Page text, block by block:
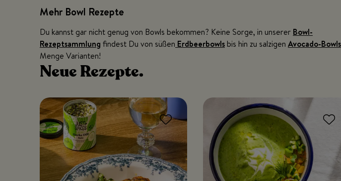
Mehr Bowl Rezepte
Du kannst gar nicht genug von Bowls bekommen? Keine Sorge, in unserer Bowl-
Rezeptsammlung findest Du von süßen Erdbeerbowls bis hin zu salzigen Avocado-Bowls
Menge Varianten!
NeueRezepte.